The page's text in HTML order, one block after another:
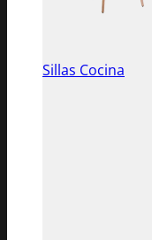
Sillas Cocina